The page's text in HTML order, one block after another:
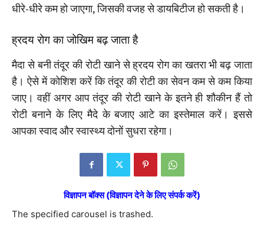
धीरे-धीरे कम हो जाएगा, जिसकी वजह से डायबिटीज हो सकती है।
ह्रदय रोग का जोखिम बढ़ जाता है
मैदा से बनी तंदूर की रोटी खाने से ह्रदय रोग का खतरा भी बढ़ जाता
है। ऐसे में कोशिश करें कि तंदूर की रोटी का सेवन कम से कम किया
जाए। वहीं अगर आप तंदूर की रोटी खाने के इतने ही शौकीन हैं तो
रोटी बनाने के लिए मैदे के बजाए आटे का इस्तेमाल करें। इससे
आपका स्वाद और स्वास्थ्य दोनों सुधरा रहेगा।
विज्ञापन बॉक्स (विज्ञापन देने के लिए संपर्क करें)
The specified carousel is trashed.